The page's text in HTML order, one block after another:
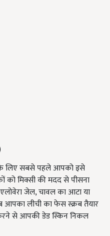
लिए सबसे पहले आपको इसे
को मिक्सी की मदद से पीसना
जेल, चावल का आटा या
आपका लीची का फेस स्क्रब तैयार
से आपकी डेड स्किन निकल